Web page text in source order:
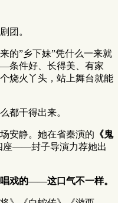
团。
的”乡下妹”凭什么一来就
条件好、长得美、有家
烧火丫头，站上舞台就能
都干得出来。
安静。她在省秦演的 《鬼
座——封子导演力荐她出
戏的——这口气不一样。